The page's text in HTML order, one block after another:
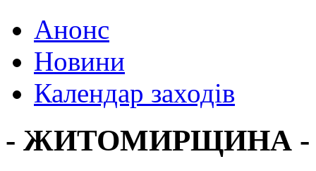
Анонс
Новини
Календар заходів
- ЖИТОМИРЩИНА -